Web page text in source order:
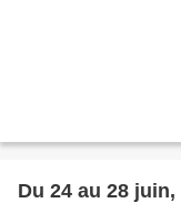
Du 24 au 28